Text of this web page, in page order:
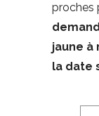
proches
jaune à
la date